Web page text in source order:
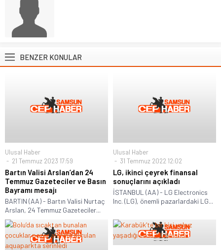
BENZER KONULAR
Ulusal Haber
21 Temmuz 2023 17:59
Bartın Valisi Arslan’dan 24
Temmuz Gazeteciler ve Basın
Bayramı mesajı
BARTIN (AA) - Bartın Valisi Nurtaç
Arslan, 24 Temmuz Gazeteciler...
Ulusal Haber
31 Temmuz 2022 12:02
LG, ikinci çeyrek finansal
sonuçlarını açıkladı
İSTANBUL (AA) - LG Electronics
Inc. (LG), önemli pazarlardaki LG...